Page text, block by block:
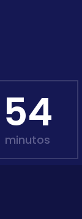
54
minutos